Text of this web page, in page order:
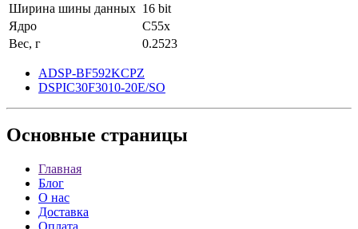
Ширина шины данных 16 bit
Ядро
C55x
Вес, г
0.2523
ADSP-BF592KCPZ
DSPIC30F3010-20E/SO
Основные страницы
Главная
Блог
О нас
Доставка